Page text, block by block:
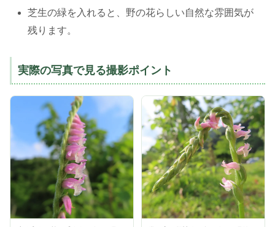
芝生の緑を入れると、野の花らしい自然な雰囲気が
残ります。
実際の写真で見る撮影ポイント